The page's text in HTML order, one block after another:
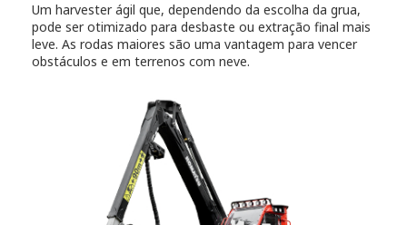
Um harvester ágil que, dependendo da escolha da grua,
pode ser otimizado para desbaste ou extração final mais
leve. As rodas maiores são uma vantagem para vencer
obstáculos e em terrenos com neve.